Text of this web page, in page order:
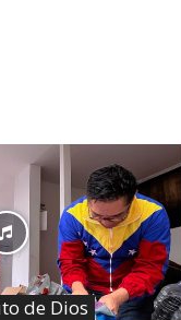
de Dios